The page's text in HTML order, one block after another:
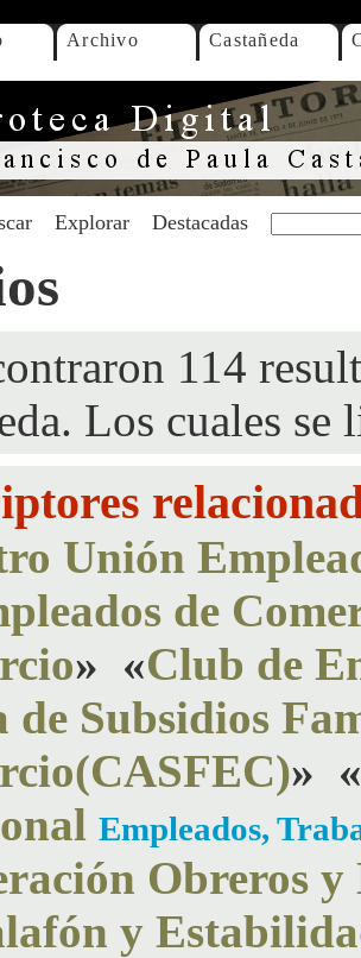
Archivo Castañeda
Explorar Destacadas
114
Los cuales se
Unión
de
» «Club de
de Subsidios
» «
Empleados,
Obreros y
y